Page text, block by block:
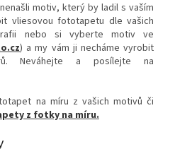
motiv, který by ladil s vaším
vliesovou fototapetu dle vašich
nebo si vyberte motiv ve
) a my vám ji necháme vyrobit
Neváhejte a posílejte na
na míru z vašich motivů či
z fotky na míru.